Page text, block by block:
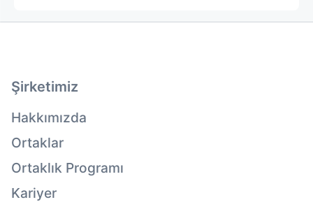
Şirketimiz
Hakkımızda
Ortaklar
Ortaklık Programı
Kariyer